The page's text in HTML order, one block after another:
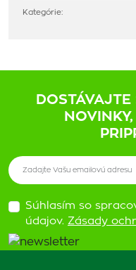
Kategórie:
Súhlasím so
údajov. Zásady